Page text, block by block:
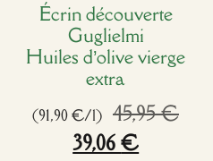
Écrin découverte
Guglielmi
Huiles d’olive vierge
extra
(91,90 €/l) 45,95€
39,06€